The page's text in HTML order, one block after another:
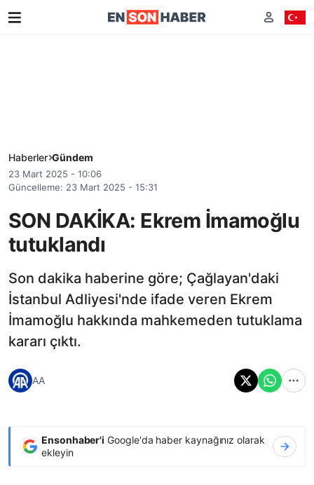
Haberler Gündem
23 Mart 2025 - 10:06
Güncelleme: 23 Mart 2025 - 15:31
SON DAKİKA: Ekrem İmamoğlu
tutuklandı
Son dakika haberine göre; Çağlayan'daki
İstanbul Adliyesi'nde ifade veren Ekrem
İmamoğlu hakkında mahkemeden tutuklama
kararı çıktı.
AA
Ensonhaber'i Google'da haber kaynağınız olarak
ekleyin